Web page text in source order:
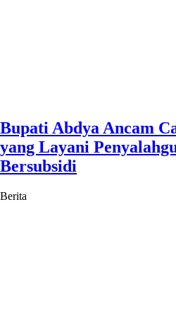
Bupati Abdya Ancam
yang Layani
Bersubsidi
Berita